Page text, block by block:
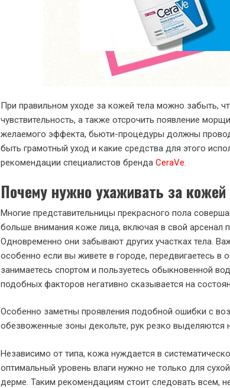
При правильном уходе за кожей тела можно забыть,
чувствительность, а также отсрочить появление
желаемого эффекта, бьюти-процедуры должны
быть грамотный уход и какие средства для этого
рекомендации специалистов бренда CeraVe.
Почему нужно ухаживать за кожей
Многие представительницы прекрасного пола
больше внимания коже лица, включая в свой арсенал
Одновременно они забывают других участках тела.
особенно если вы живете в городе, передвигаетесь в
занимаетесь спортом и пользуетесь обыкновенной
подобных факторов негативно сказывается на
Особенно заметны проявления подобной ошибки с
обезвоженные зоны декольте, рук резко выделяются
Независимо от типа, кожа нуждается в
оптимальный уровень влаги нужно не только для
дерме. Таким рекомендациям стоит следовать всем,